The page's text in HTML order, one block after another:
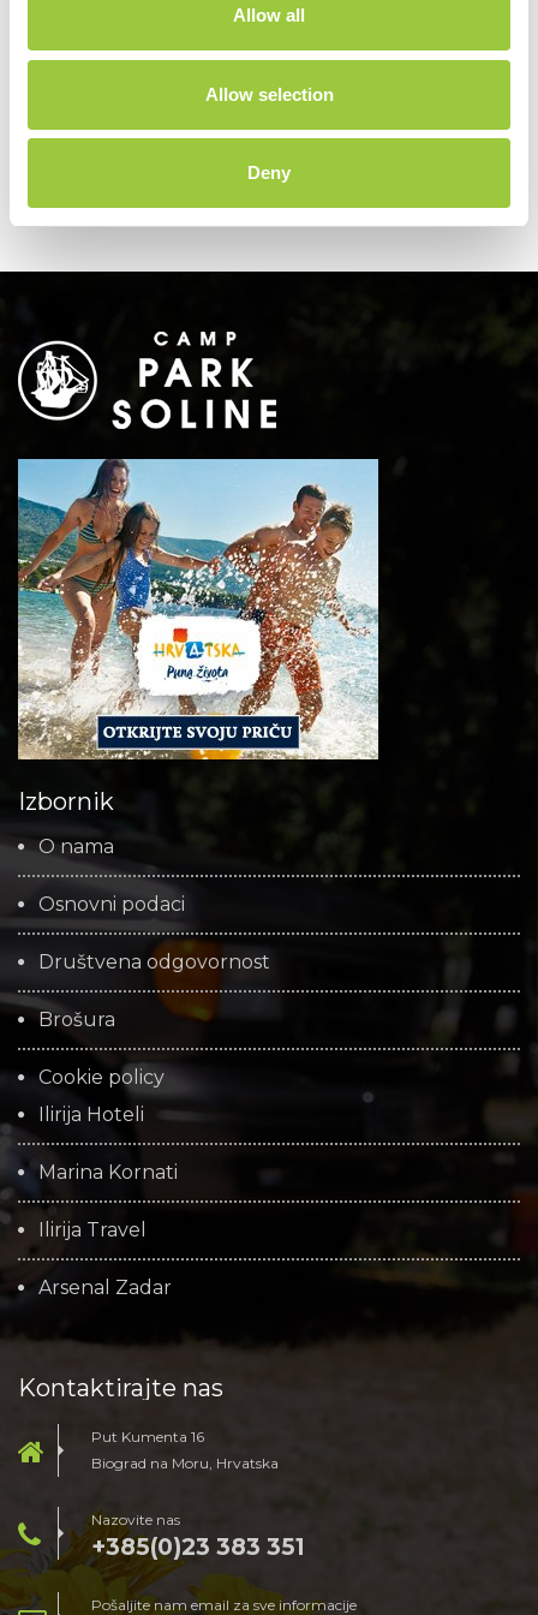
Allow all
Allow selection
Deny
Biograd Boat Show
Izbornik
O nama
Osnovni podaci
Društvena odgovornost
Brošura
Cookie policy
Ilirija Hoteli
Marina Kornati
Ilirija Travel
Arsenal Zadar
Kontaktirajte nas
Put Kumenta 16
Biograd na Moru, Hrvatska
Nazovite nas
+385(0)23 383 351
Pošaljite nam email za sve informacije